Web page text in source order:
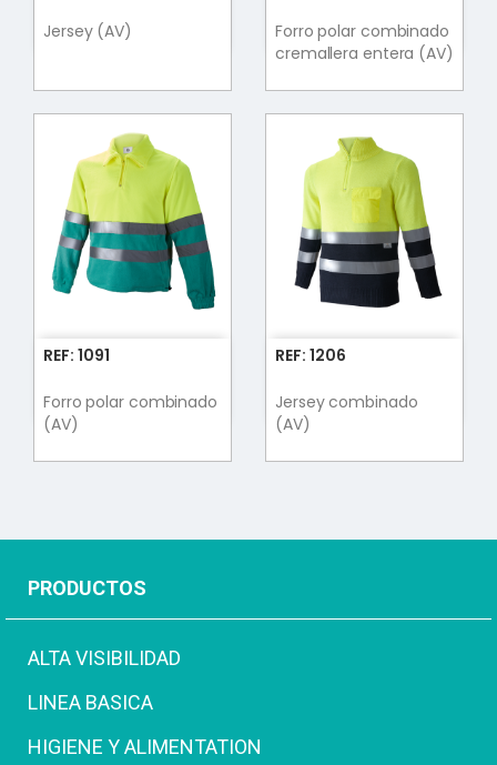
Jersey (AV)
Forro polar combinado
cremallera entera (AV)
REF: 1091
Forro polar combinado
(AV)
REF: 1206
Jersey combinado
(AV)
PRODUCTOS
ALTA VISIBILIDAD
LINEA BASICA
HIGIENE Y ALIMENTATION